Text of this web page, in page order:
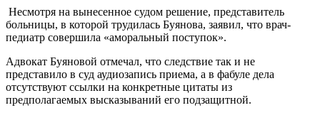
Несмотря на вынесенное судом решение, представитель
больницы, в которой трудилась Буянова, заявил, что врач-
педиатр совершила «аморальный поступок».
Адвокат Буяновой отмечал, что следствие так и не
представило в суд аудиозапись приема, а в фабуле дела
отсутствуют ссылки на конкретные цитаты из
предполагаемых высказываний его подзащитной.